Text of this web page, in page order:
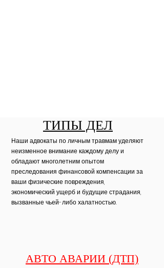
ТИПЫ ДЕЛ
Наши адвокаты по личным травмам уделяют
неизменное внимание каждому делу и
обладают многолетним опытом
преследования финансовой компенсации за
ваши физические повреждения,
экономический ущерб и будущие страдания,
вызванные чьей-либо халатностью.
АВТО АВАРИИ (ДТП)